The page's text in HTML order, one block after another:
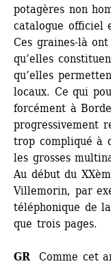
potagères non
catalogue officiel
Ces graines-là
qu’elles
qu’elles
locaux. Ce qui
forcément à
progressivement
trop compliqué à
les grosses
Au début du
Villemorin, par
téléphonique de
que trois pages.
GR Comme cet